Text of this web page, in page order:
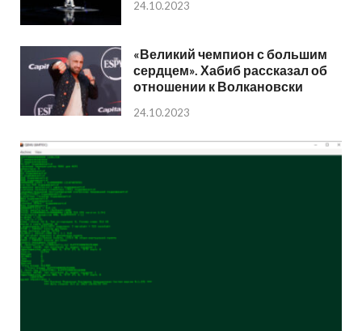
24.10.2023
«Великий чемпион с большим
сердцем». Хабиб рассказал об
отношении к Волкановски
24.10.2023